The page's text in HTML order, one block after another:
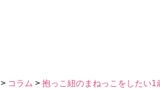
> コラム > 抱っこ紐のまねっこをしたい